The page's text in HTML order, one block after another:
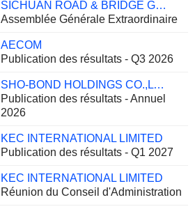
SICHUAN ROAD & BRIDGE GROUP CO.,LTD
Assemblée Générale Extraordinaire
AECOM
Publication des résultats - Q3 2026
SHO-BOND HOLDINGS CO.,LTD.
Publication des résultats - Annuel
2026
KEC INTERNATIONAL LIMITED
Publication des résultats - Q1 2027
KEC INTERNATIONAL LIMITED
Réunion du Conseil d'Administration